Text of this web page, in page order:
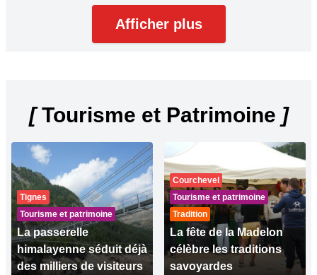
Afficher plus
[Tourisme et Patrimoine ]
Tignes
Tourisme et patrimoine
La passerelle
himalayenne séduit déjà
des milliers de visiteurs
Courchevel
Tourisme et patrimoine
Tradition
La fête de la Madelon
célèbre les traditions
savoyardes